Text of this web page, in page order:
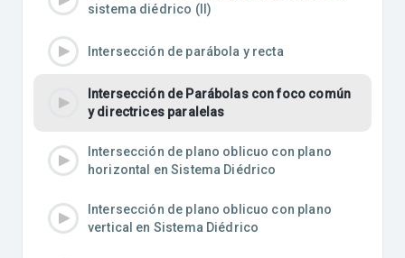
sistema diédrico (II)
Intersección de parábola y recta
Intersección de Parábolas con foco común
y directrices paralelas
Intersección de plano oblicuo con plano
horizontal en Sistema Diédrico
Intersección de plano oblicuo con plano
vertical en Sistema Diédrico